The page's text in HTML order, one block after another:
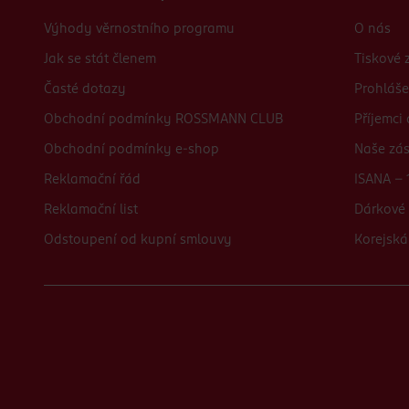
Výhody věrnostního programu
Jak se stát členem
Časté dotazy
Obchodní podmínky ROSSMANN CLUB
Obchodní podmínky e-shop
Reklamační řád
Reklamační list
Odstoupení od kupní smlouvy
O nás
Tiskové
Příjemci
Naše
ISANA